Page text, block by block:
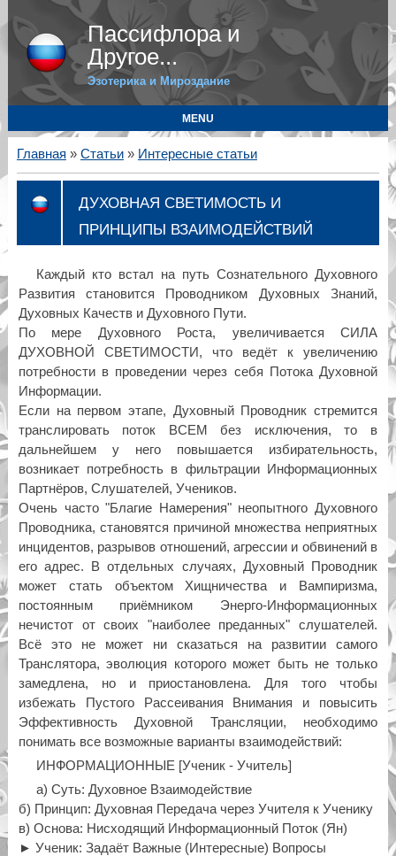
Пассифлора и
Другое...
Эзотерика и Мироздание
MENU
Главная » Статьи» Интересные статьи
ДУХОВНАЯ СВЕТИМОСТЬ И
ПРИНЦИПЫ ВЗАИМОДЕЙСТВИЙ
Каждый кто встал на путь Сознательного Духовного
Развития становится Проводником Духовных Знаний,
Духовных Качеств и Духовного Пути.
По мере Духовного Роста, увеличивается СИЛА
ДУХОВНОЙ СВЕТИМОСТИ, что ведёт к увеличению
потребности в проведении через себя Потока Духовной
Информации.
Если на первом этапе, Духовный Проводник стремится
транслировать поток ВСЕМ без исключения, то в
дальнейшем у него повышается избирательность,
возникает потребность в фильтрации Информационных
Партнёров, Слушателей, Учеников.
Очень часто "Благие Намерения" неопытного Духовного
Проводника, становятся причиной множества неприятных
инцидентов, разрывов отношений, агрессии и обвинений в
его адрес. В отдельных случаях, Духовный Проводник
может стать объектом Хищничества и Вампиризма,
постоянным приёмником Энерго-Информационных
нечистот от своих "наиболее преданных" слушателей.
Всё это не может ни сказаться на развитии самого
Транслятора, эволюция которого может быть не только
замедлена, но и приостановлена. Для того чтобы
избежать Пустого Рассеивания Внимания и повысить
Эффективность Духовной Трансляции, необходимо
понимать все возможные варианты взаимодействий:
ИНФОРМАЦИОННЫЕ [Ученик - Учитель]
а) Суть: Духовное Взаимодействие
б) Принцип: Духовная Передача через Учителя к Ученику
в) Основа: Нисходящий Информационный Поток (Ян)
► Ученик: Задаёт Важные (Интересные) Вопросы